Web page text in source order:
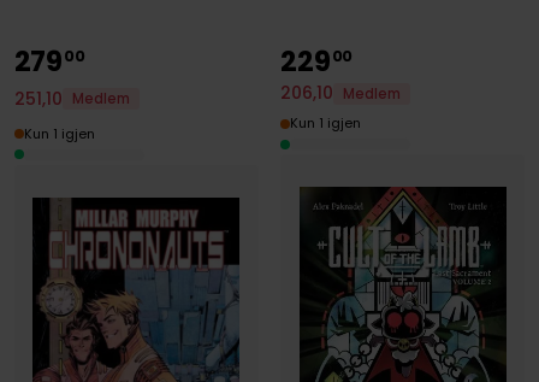
27900
251,10
Medlem
Kun 1 igjen
22900
206,10
Medlem
Kun 1 igjen